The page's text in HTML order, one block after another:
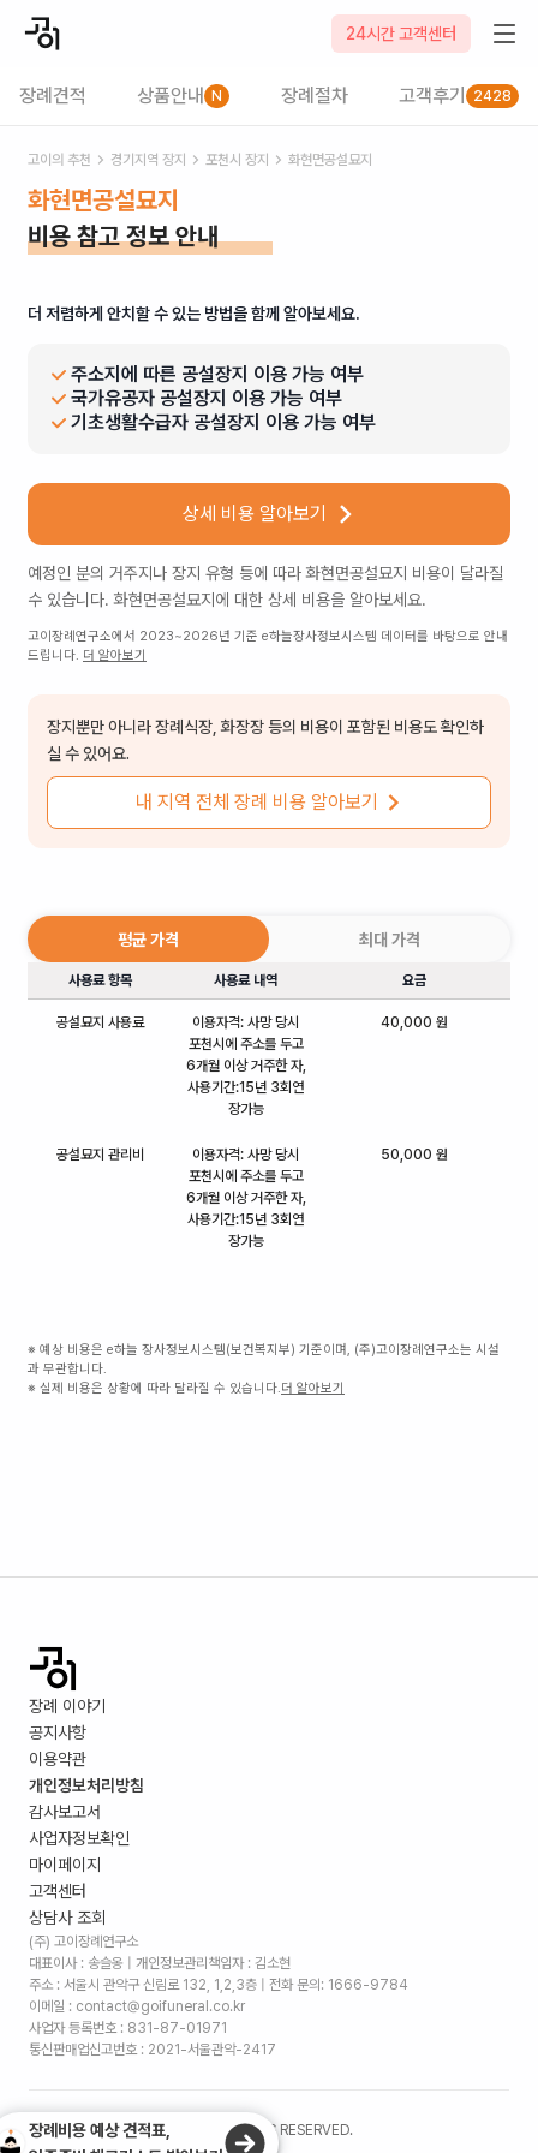
24시간 고객센터
장례견적 상품안내 N 장례절차 고객후기 2428
고이의 추천 경기 지역 장지 포천시 장지 화현면공설묘지
화현면공설묘지
비용 참고 정보 안내
더 저렴하게 안치할 수 있는 방법을 함께 알아보세요.
주소지에 따른 공설장지 이용 가능 여부
국가유공자 공설장지 이용 가능 여부
기초생활수급자 공설장지 이용 가능 여부
상세 비용 알아보기
예정인 분의 거주지나 장지 유형 등에 따라화현면공설묘지 비용이 달라질
수 있습니다.화현면공설묘지 에 대한 상세 비용을 알아보세요.
고이장례연구소에서 2023~2026년 기준 e하늘장사정보시스템 데이터를 바탕으로 안내
드립니다. 더 알아보기
장지뿐만 아니라 장례식장, 화장장 등의 비용이 포함된 비용도 확인하
실 수 있어요.
내 지역 전체 장례 비용 알아보기
평균 가격 최대 가격
사용료 항목 사용료 내역 요금
공설묘지 사용료
이용자격: 사망 당시
포천시에 주소를 두고
6개월 이상 거주한 자,
사용기간:15년 3회연
장가능
40,000 원
공설묘지 관리비
이용자격: 사망 당시
포천시에 주소를 두고
6개월 이상 거주한 자,
사용기간:15년 3회연
장가능
50,000 원
※ 예상 비용은 e하늘 장사정보시스템(보건복지부) 기준이며, (주)고이장례연구소는 시설
과 무관합니다.
※ 실제 비용은 상황에 따라 달라질 수 있습니다.더 알아보기
장례 이야기
공지사항
이용약관
개인정보처리방침
감사보고서
사업자정보확인
마이페이지
고객센터
상담사 조회
(주) 고이장례연구소
대표이사 : 송슬옹 | 개인정보관리책임자 : 김소현
주소 : 서울시 관악구 신림로 132, 1,2,3층 | 전화 문의: 1666-9784
이메일 : contact@goifuneral.co.kr
사업자 등록번호 : 831-87-01971
통신판매업신고번호 : 2021-서울관악-2417
©2026. (주)고이장례연구소 ALL RIGHTS RESERVED.
장례비용 예상 견적표,